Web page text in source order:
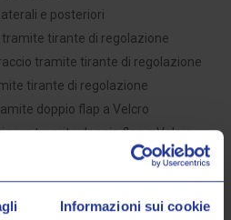
Informazioni sui cookie
e posteriori
tirante di regolazione
tramite tirante di regolazione
tirante di regolazione
doppio flap a Velcro
tramite doppio flap a Velcro